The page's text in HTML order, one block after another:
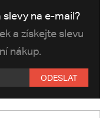
na e-mail?
a získejte slevu
nákup.
ODESLAT